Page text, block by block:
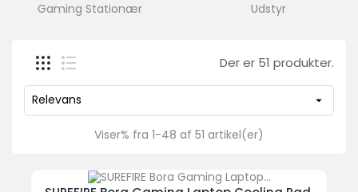
Tilbud
ønskeliste
Gaming Stationær Udstyr
Der er 51 produkter.
Relevans 
Viser% fra 1-48 af 51 artikel(er)